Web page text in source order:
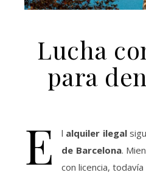
Lucha
para
E l alquiler ilegal
de Barcelona.
con licencia,